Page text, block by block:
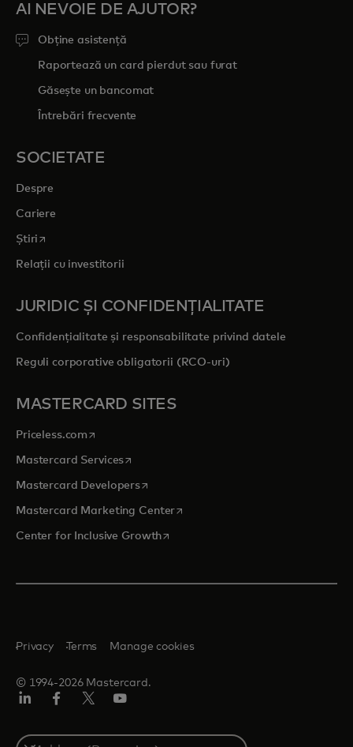
AI NEVOIE DE AJUTOR?
Obține asistență
Raportează un card pierdut sau furat
Găsește un bancomat
Întrebări frecvente
SOCIETATE
Despre
Cariere
Știri opens in a new tab
Relații cu investitorii
JURIDIC ȘI CONFIDENȚIALITATE
Confidențialitate și responsabilitate privind datele
Reguli corporative obligatorii (RCO-uri)
MASTERCARD SITES
Priceless.com opens in a new tab
Mastercard Servicesopens in a new tab
Mastercard Developersopens in a new tab
Mastercard Marketing Centeropens in a new tab
Center for Inclusive Growthopens in a new tab
© 1994-2026 Mastercard.
Privacy Terms Manage cookies
Select